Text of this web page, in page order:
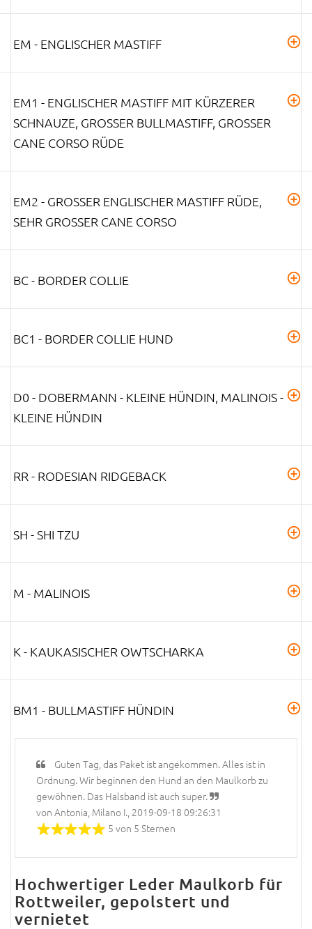
EM - ENGLISCHER MASTIFF
EM1 - ENGLISCHER MASTIFF MIT KÜRZERER
SCHNAUZE, GROSSER BULLMASTIFF, GROSSER CA
NE CORSO RÜDE
EM2 - GROSSER ENGLISCHER MASTIFF RÜDE, S
EHR GROSSER CANE CORSO
BC - BORDER COLLIE
BC1 - BORDER COLLIE HUND
D0 - DOBERMANN - KLEINE HÜNDIN, MALINOIS -
KLEINE HÜNDIN
RR - RODESIAN RIDGEBACK
SH - SHI TZU
M - MALINOIS
K - KAUKASISCHER OWTSCHARKA
BM1 - BULLMASTIFF HÜNDIN
Guten Tag, das Paket ist angekommen. Alles ist in
Ordnung. Wir beginnen den Hund an den Maulkorb zu
gewöhnen. Das Halsband ist auch super.
von Antonia, Milano I., 2019-09-18 09:26:31
5 von 5 Sternen
Hochwertiger Leder Maulkorb für
Rottweiler, gepolstert und
vernietet